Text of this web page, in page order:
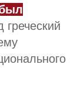
греческий